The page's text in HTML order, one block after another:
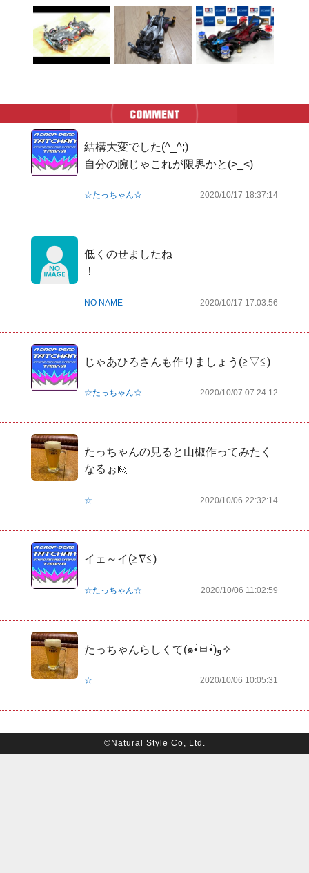
結構大変でした(^_^;)
自分の腕じゃこれが限界かと(>_<)
☆たっちゃん☆ 2020/10/17 18:37:14
低くのせましたね
！
NO NAME 2020/10/17 17:03:56
じゃあひろさんも作りましょう(≧▽≦)
☆たっちゃん☆ 2020/10/07 07:24:12
たっちゃんの見ると山椒作ってみたく
なるぉ🙋
☆ 2020/10/06 22:32:14
イェ～イ(≧∇≦)
☆たっちゃん☆ 2020/10/06 11:02:59
たっちゃんらしくて(๑•̀ㅂ•́)و✧
☆ 2020/10/06 10:05:31
©Natural Style Co, Ltd.